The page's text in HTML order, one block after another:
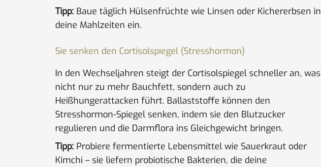
Tipp: Baue täglich Hülsenfrüchte wie Linsen oder Kichererbsen in
deine Mahlzeiten ein.
Sie senken den Cortisolspiegel (Stresshormon)
In den Wechseljahren steigt der Cortisolspiegel schneller an, was
nicht nur zu mehr Bauchfett, sondern auch zu
Heißhungerattacken führt. Ballaststoffe können den
Stresshormon-Spiegel senken, indem sie den Blutzucker
regulieren und die Darmflora ins Gleichgewicht bringen.
Tipp: Probiere fermentierte Lebensmittel wie Sauerkraut oder
Kimchi – sie liefern probiotische Bakterien, die deine